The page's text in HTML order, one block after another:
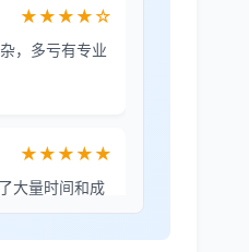
★★★★★
大量时间和成
★★★★★
问非常耐心解